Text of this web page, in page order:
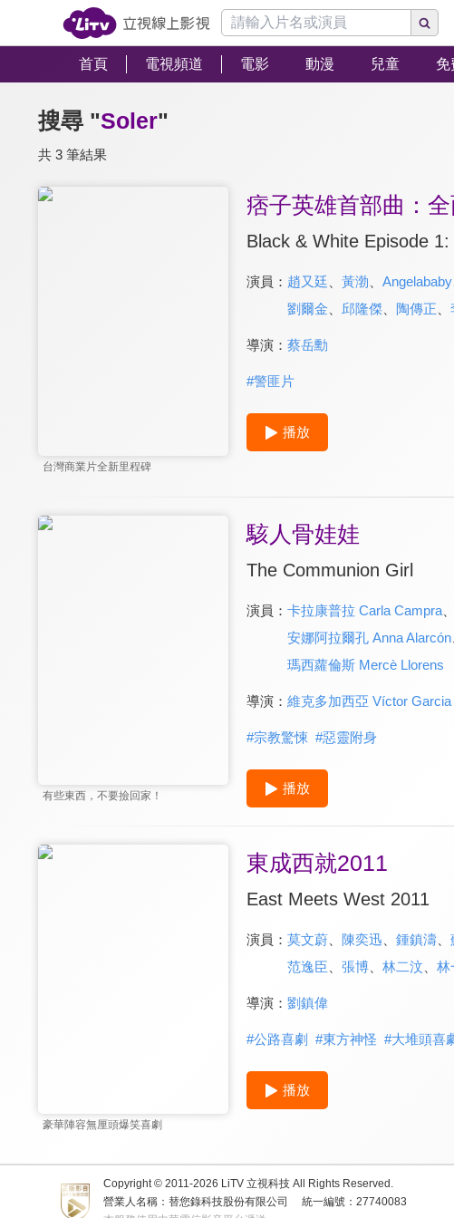
首頁 電視頻道 電影 動漫 兒童 免
搜尋 "Soler"
共 3 筆結果
台灣商業片全新里程碑
痞子英雄首部曲：
Black & White Episode
演員： 趙又廷 黃渤 Angelababy
劉爾金
邱隆傑、 陶傳正
導演： 蔡岳勳
#警匪片
播放
有些東西，不要撿回家！
駭人骨娃娃
The Communion Girl
演員： 卡拉康普拉 Carla Campra、
安娜阿拉爾孔 Anna Alarcón
瑪西蘿倫斯 Mercè Llorens
導演： 維克多加西亞 Víctor Garcia
#宗教驚悚 #惡靈附身
播放
豪華陣容無厘頭爆笑喜劇
東成西就2011
East Meets West 2011
演員： 莫文蔚、 陳奕迅 鍾鎮濤、
范逸臣
張博、 林二汶 林
導演： 劉鎮偉
#公路喜劇 #東方神怪 #大堆頭喜
播放
Copyright © 2011-2026 LiTV 立視科技 All Rights Reserved.
營業人名稱：替您錄科技股份有限公司
統一編號：27740083